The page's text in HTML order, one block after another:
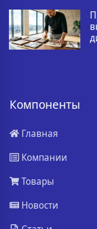
Компоненты
Главная
Компании
Товары
Новости